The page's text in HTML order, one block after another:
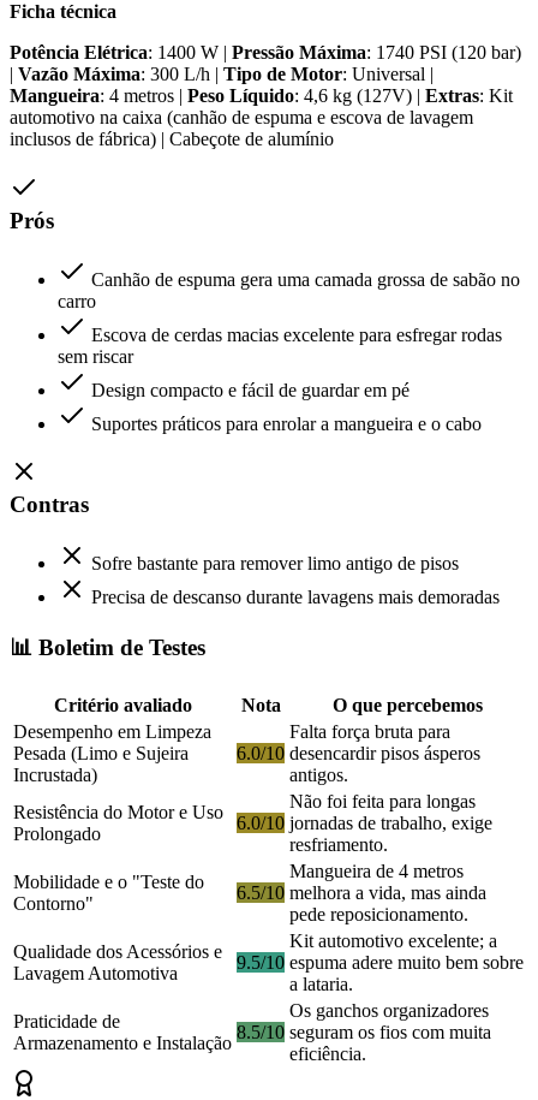
Ficha técnica
Potência Elétrica: 1400 W | Pressão Máxima: 1740 PSI (120 bar)
| Vazão Máxima: 300 L/h | Tipo de Motor: Universal |
Mangueira: 4 metros | Peso Líquido: 4,6 kg (127V) | Extras: Kit
automotivo na caixa (canhão de espuma e escova de lavagem
inclusos de fábrica) | Cabeçote de alumínio
Prós
Canhão de espuma gera uma camada grossa de sabão no
carro
Escova de cerdas macias excelente para esfregar rodas
sem riscar
Design compacto e fácil de guardar em pé
Suportes práticos para enrolar a mangueira e o cabo
Contras
Sofre bastante para remover limo antigo de pisos
Precisa de descanso durante lavagens mais demoradas
📊 Boletim de Testes
Critério avaliado Nota
O que percebemos
Desempenho em Limpeza
Pesada (Limo e Sujeira
Incrustada)
6.0/10
Falta força bruta para
desencardir pisos ásperos
antigos.
Resistência do Motor e Uso
Prolongado
6.0/10
Não foi feita para longas
jornadas de trabalho, exige
resfriamento.
Mobilidade e o "Teste do
Contorno"
6.5/10
Mangueira de 4 metros
melhora a vida, mas ainda
pede reposicionamento.
Qualidade dos Acessórios e
Lavagem Automotiva
9.5/10
Kit automotivo excelente; a
espuma adere muito bem sobre
a lataria.
Praticidade de
Armazenamento e Instalação
8.5/10
Os ganchos organizadores
seguram os fios com muita
eficiência.